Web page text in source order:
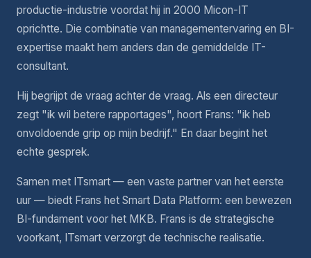
productie-industrie voordat hij in 2000 Micon-IT
oprichtte. Die combinatie van managementervaring en BI-
expertise maakt hem anders dan de gemiddelde IT-
consultant.
Hij begrijpt de vraag achter de vraag. Als een directeur
zegt "ik wil betere rapportages", hoort Frans: "ik heb
onvoldoende grip op mijn bedrijf." En daar begint het
echte gesprek.
Samen met ITsmart — een vaste partner van het eerste
uur — biedt Frans het Smart Data Platform: een bewezen
BI-fundament voor het MKB. Frans is de strategische
voorkant, ITsmart verzorgt de technische realisatie.